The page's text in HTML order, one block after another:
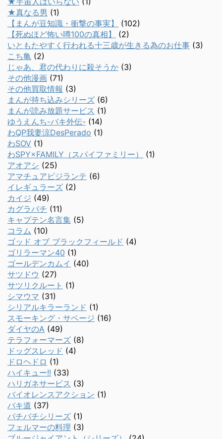
★真なる男 (1)
【まんが豆知識・衝撃の事実】
(102)
【死ぬほど怖い噂100の真相】
(2)
いともたやすく行われる十三歳が生きる為のお仕事 (3)
こち亀 (2)
じゃあ、君の代わりに殺そうか (3)
その他漫画 (71)
その他買取情報 (3)
まんが持ち込みシリーズ (6)
まんが読み放題サービス (1)
ゆうえんち-バキ外伝- (14)
わQP我妻涼DesPerado (1)
わSOV (1)
わSPY×FAMILY（スパイファミリー）
(1)
アオアシ (25)
アマチュアビジランテ (6)
イレギュラーズ (2)
カイジ (49)
カグラバチ (11)
キャプテン名言集 (5)
コラム (10)
ゴッド オブ ブラックフィールド (4)
ゴリラーマン40 (1)
ゴールデンカムイ (40)
サツドウ (27)
サツリクルート (1)
シマウマ (31)
シリアルキラーランド (1)
スモーキング・サベージ (16)
ダイヤのA (49)
テラフォーマーズ (8)
ドッグスレッド (4)
ドロヘドロ (1)
ハイキュー!! (33)
ハリガネサービス (3)
バイオレンスアクション (1)
バキ道 (37)
バチバチシリーズ (1)
フェルマーの料理 (3)